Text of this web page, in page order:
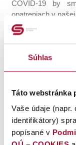
Súhlas
Táto webstránka
Vaše údaje
identifikátory)
popísané v
COVID-19 by
opatreniach v
Našou
do odvolania
energetických
elektriny. V
odstraňovanie
situácia dovolí.